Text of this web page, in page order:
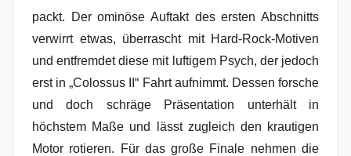
packt. Der ominöse Auftakt des ersten Abschnitts
verwirrt etwas, überrascht mit Hard-Rock-Motiven
und entfremdet diese mit luftigem Psych, der jedoch
erst in „Colossus II“ Fahrt aufnimmt. Dessen forsche
und doch schräge Präsentation unterhält in
höchstem Maße und lässt zugleich den krautigen
Motor rotieren. Für das große Finale nehmen die